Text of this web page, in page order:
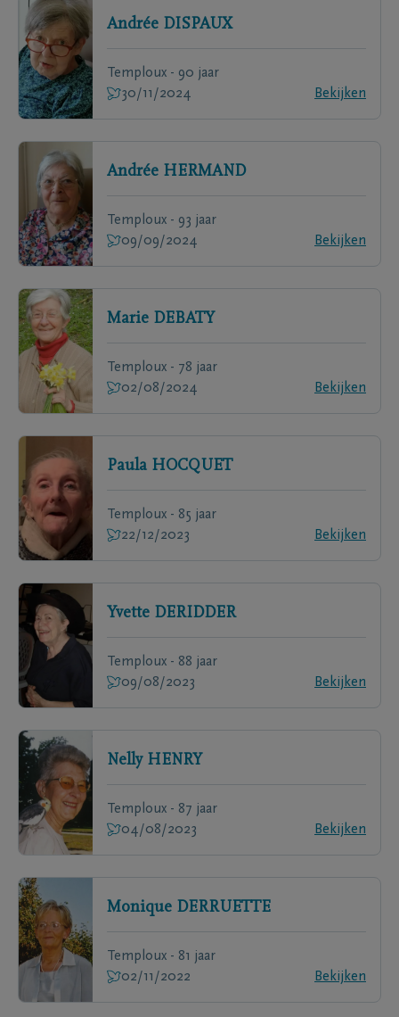
Andrée DISPAUX
Temploux - 90 jaar
30/11/2024
Bekijken
Andrée HERMAND
Temploux - 93 jaar
09/09/2024
Bekijken
Marie DEBATY
Temploux - 78 jaar
02/08/2024
Bekijken
Paula HOCQUET
Temploux - 85 jaar
22/12/2023
Bekijken
Yvette DERIDDER
Temploux - 88 jaar
09/08/2023
Bekijken
Nelly HENRY
Temploux - 87 jaar
04/08/2023
Bekijken
Monique DERRUETTE
Temploux - 81 jaar
02/11/2022
Bekijken